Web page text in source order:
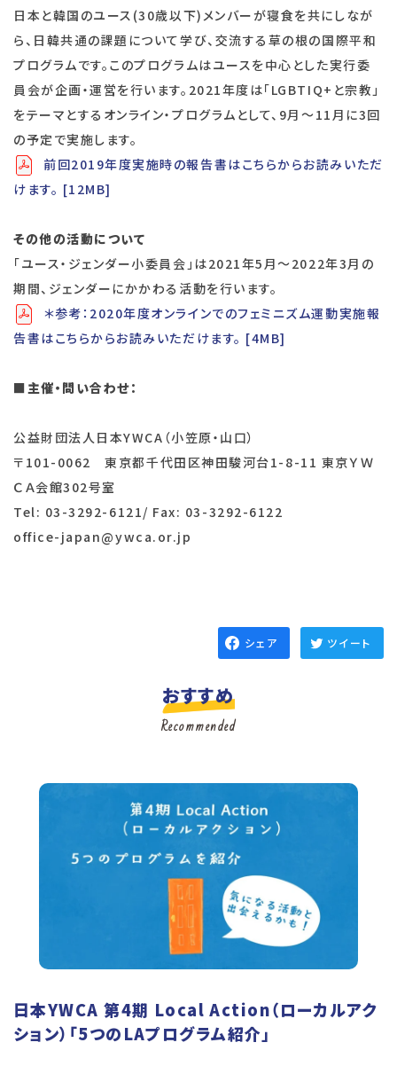
⽇本と韓国のユース(30歳以下)メンバーが寝⾷を共にしなが
ら、⽇韓共通の課題について学び、交流する草の根の国際平和
プログラムです。このプログラムはユースを中⼼とした実⾏委
員会が企画・運営を⾏います。2021年度は「LGBTIQ+と宗教」
をテーマとするオンライン・プログラムとして、9⽉〜11⽉に3回
の予定で実施します。
前回2019年度実施時の報告書はこちらからお読みいただ
けます。 [12MB]
その他の活動について
「ユース・ジェンダー⼩委員会」は2021年5⽉〜2022年3⽉の
期間、ジェンダーにかかわる活動を⾏います。
＊参考：2020年度オンラインでのフェミニズム運動実施報
告書はこちらからお読みいただけます。 [4MB]
■ 主催・問い合わせ：
公益財団法人日本YWCA（小笠原・山口）
〒101-0062 東京都千代田区神田駿河台1-8-11 東京ＹＷ
ＣＡ会館302号室
Tel: 03-3292-6121/ Fax: 03-3292-6122
office-japan@ywca.or.jp
シェア ツイート
おすすめ
Recommended
日本YWCA 第4期 Local Action（ローカルアク
ション）「5つのLAプログラム紹介」